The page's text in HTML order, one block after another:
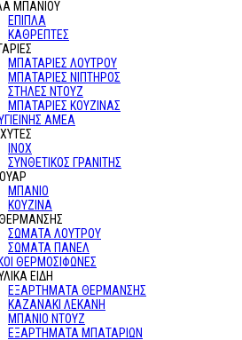
ΜΠΑΝΙΟΥ
ΕΠΙΠΛΑ
ΚΑΘΡΕΠΤΕΣ
ΜΠΑΤΑΡΙΕΣ ΛΟΥΤΡΟΥ
ΜΠΑΤΑΡΙΕΣ ΝΙΠΤΗΡΟΣ
ΣΤΗΛΕΣ ΝΤΟΥΖ
ΜΠΑΤΑΡΙΕΣ ΚΟΥΖΙΝΑΣ
ΑΜΕΑ
ΙΝΟΧ
ΣΥΝΘΕΤΙΚΟΣ ΓΡΑΝΙΤΗΣ
ΜΠΑΝΙΟ
ΚΟΥΖΙΝΑ
ΘΕΡΜΑΝΣΗΣ
ΣΩΜΑΤΑ ΛΟΥΤΡΟΥ
ΣΩΜΑΤΑ ΠΑΝΕΛ
ΘΕΡΜΟΣΙΦΩΝΕΣ
ΕΙΔΗ
ΕΞΑΡΤΗΜΑΤΑ ΘΕΡΜΑΝΣΗΣ
ΚΑΖΑΝΑΚΙ ΛΕΚΑΝΗ
ΜΠΑΝΙΟ ΝΤΟΥΖ
ΕΞΑΡΤΗΜΑΤΑ ΜΠΑΤΑΡΙΩΝ